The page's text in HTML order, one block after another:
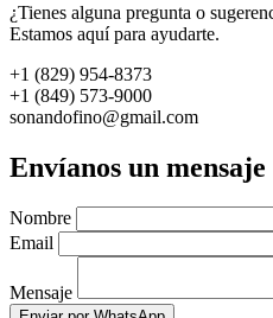
¿Tienes alguna pregunta o
Estamos aquí para ayudarte.
+1 (829) 954-8373
+1 (849) 573-9000
sonandofino@gmail.com
Envíanos un mensaje
Nombre
Email
Mensaje